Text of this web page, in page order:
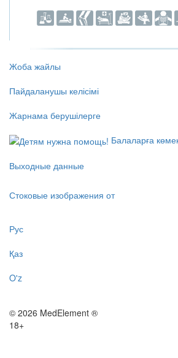
Жоба жайлы
Пайдаланушы келісімі
Жарнама берушілерге
Балаларға
Выходные данные
Стоковые изображения от
Рус
Қаз
O'z
© 2026 MedElement ®
18+